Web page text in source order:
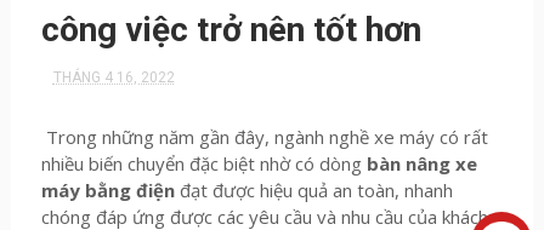
công việc trở nên tốt hơn
THÁNG 4 16, 2022
Trong những năm gần đây, ngành nghề xe máy có rất
nhiều biến chuyển đặc biệt nhờ có dòng bàn nâng xe
máy bằng điệnđạt được hiệu quả an toàn, nhanh
chóng đáp ứng được các yêu cầu và nhu cầu của khách